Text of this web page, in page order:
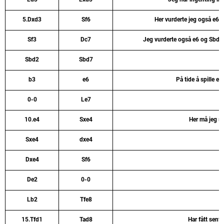
5.Dxd3 Sf6 Her vurderte jeg også e6
Sf3 Dc7 Jeg vurderte også e6 og
Sbd2 Sbd7
b3 e6 På tide å spille
0-0 Le7
10.e4 Sxe4 Her må jeg
Sxe4 dxe4
Dxe4 Sf6
De2 0-0
Lb2 Tfe8
15.Tfd1 Tad8 Har fått